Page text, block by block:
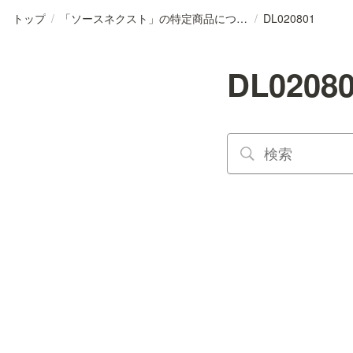
トップ / 「ソースネクスト」の特定商品について / DL020801